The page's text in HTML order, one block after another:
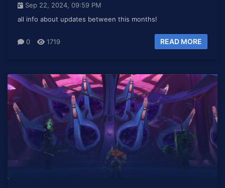
Sep 22, 2024, 09:59 PM
all info about updates between this months!
0 1719 READ MORE